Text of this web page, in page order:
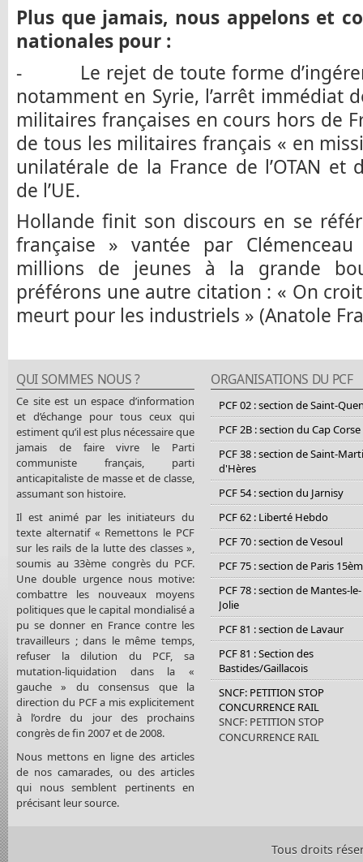
Plus que jamais, nous appelons et
nationales pour :
- Le rejet de toute forme
notamment en Syrie, l’arrêt immédiat
militaires françaises en cours hors de
de tous les militaires français « en
unilatérale de la France de l’OTAN et
de l’UE.
Hollande finit son discours en se
française » vantée par
millions de jeunes à la grande
préférons une autre citation : « On
meurt pour les industriels » (Anatole
QUI SOMMES NOUS ?
Ce site est un espace d’information
et d’échange pour tous ceux qui
estiment qu’il est plus nécessaire que
jamais de faire vivre le Parti
communiste français, parti
anticapitaliste de masse et de classe,
assumant son histoire.
Il est animé par les initiateurs du
texte alternatif « Remettons le PCF
sur les rails de la lutte des classes »,
soumis au 33ème congrès du PCF.
Une double urgence nous motive:
combattre les nouveaux moyens
politiques que le capital mondialisé a
pu se donner en France contre les
travailleurs ; dans le même temps,
refuser la dilution du PCF, sa
mutation-liquidation dans la «
gauche » du consensus que la
direction du PCF a mis explicitement
à l’ordre du jour des prochains
congrès de fin 2007 et de 2008.
Nous mettons en ligne des articles
de nos camarades, ou des articles
qui nous semblent pertinents en
précisant leur source.
ORGANISATIONS DU PCF
PCF 02 : section de Saint-
PCF 2B : section du Cap Corse
PCF 38 : section de Saint-
d'Hères
PCF 54 : section du Jarnisy
PCF 62 : Liberté Hebdo
PCF 70 : section de Vesoul
PCF 75 : section de Paris
PCF 78 : section de Mantes-le-
Jolie
PCF 81 : section de Lavaur
PCF 81 : Section des
Bastides/Gaillacois
SNCF: PETITION STOP
CONCURRENCE RAIL
SNCF: PETITION STOP
CONCURRENCE RAIL
Tous droits